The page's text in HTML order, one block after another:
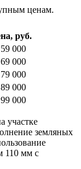
ценам.
руб.
000
000
000
000
000
участке
земляных
110 мм с